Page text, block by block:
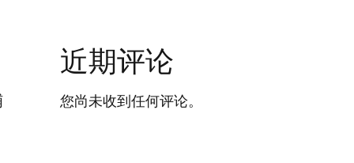
近期评论
您尚未收到任何评论。